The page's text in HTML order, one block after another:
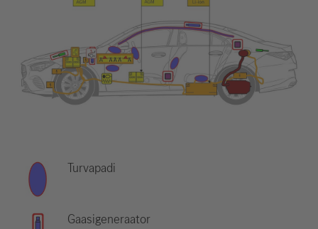
Turvapadi
Gaasigeneraator